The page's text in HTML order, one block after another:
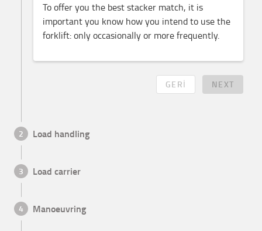
To offer you the best stacker match, it is
important you know how you intend to use the
forklift: only occasionally or more frequently.
GERI NEXT
2 Load handling
3 Load carrier
4 Manoeuvring